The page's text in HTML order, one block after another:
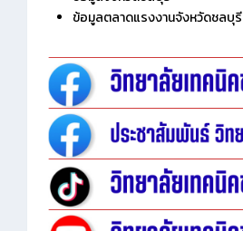
ข้อมูลตลาดแรงงานจังหวัดชลบุรี